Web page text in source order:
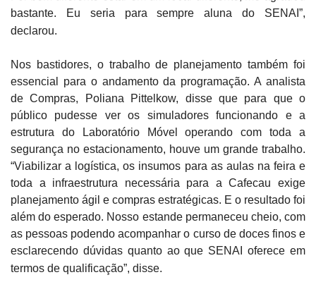
bastante. Eu seria para sempre aluna do SENAI”,
declarou.
Nos bastidores, o trabalho de planejamento também foi
essencial para o andamento da programação. A analista
de Compras, Poliana Pittelkow, disse que para que o
público pudesse ver os simuladores funcionando e a
estrutura do Laboratório Móvel operando com toda a
segurança no estacionamento, houve um grande trabalho.
“Viabilizar a logística, os insumos para as aulas na feira e
toda a infraestrutura necessária para a Cafecau exige
planejamento ágil e compras estratégicas. E o resultado foi
além do esperado. Nosso estande permaneceu cheio, com
as pessoas podendo acompanhar o curso de doces finos e
esclarecendo dúvidas quanto ao que SENAI oferece em
termos de qualificação”, disse.